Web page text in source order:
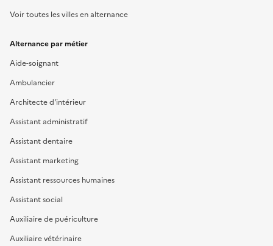
Voir toutes les villes en alternance
Alternance par métier
Aide-soignant
Ambulancier
Architecte d'intérieur
Assistant administratif
Assistant dentaire
Assistant marketing
Assistant ressources humaines
Assistant social
Auxiliaire de puériculture
Auxiliaire vétérinaire